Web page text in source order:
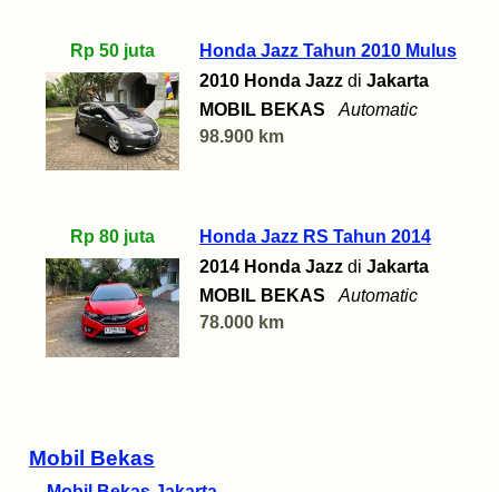
Mobil Bekas
Rp 50 juta
Honda Jazz Tahun 2010 Mulus
2010 Honda Jazz di Jakarta
MOBIL BEKAS
Automatic
98.900 km
Rp 80 juta
Honda Jazz RS Tahun 2014
2014 Honda Jazz di Jakarta
MOBIL BEKAS
Automatic
78.000 km